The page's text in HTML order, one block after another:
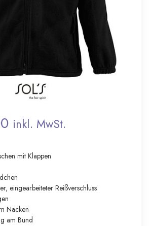
inkl. MwSt.
mit Klappen
eingearbeiteter Reißverschluss
Nacken
am Bund